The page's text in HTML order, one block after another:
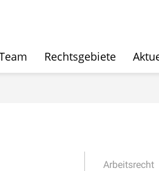
Rechtsgebiete
Arbeitsrecht